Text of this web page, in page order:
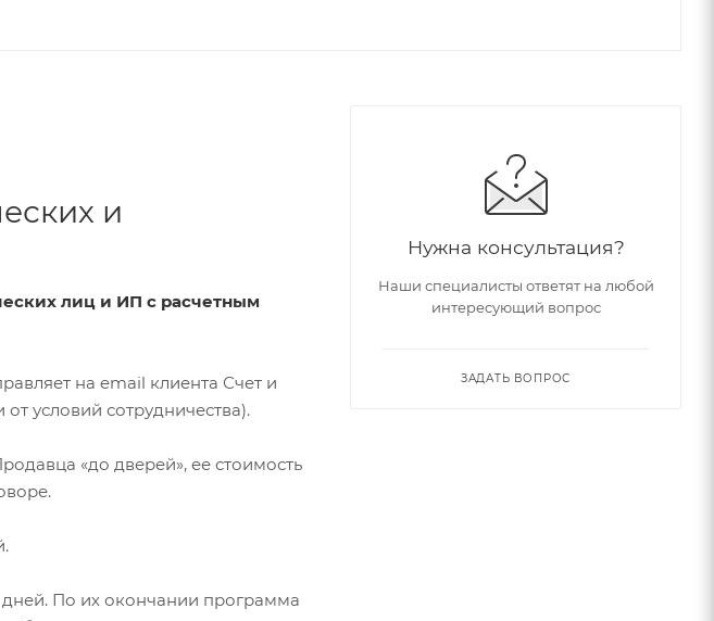
и
лиц и ИП с расчетным
на email клиента Счет и
условий сотрудничества).
«до дверей», ее стоимость
дней. По их окончании программа
Нужна консультация?
Наши специалисты ответят на любой
интересующий вопрос
ЗАДАТЬ ВОПРОС